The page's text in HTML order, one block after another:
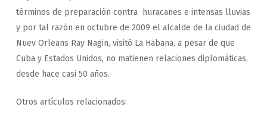
términos de preparación contra huracanes e intensas lluvias
y por tal razón en octubre de 2009 el alcalde de la ciudad de
Nuev Orleans Ray Nagin, visitó La Habana, a pesar de que
Cuba y Estados Unidos, no matienen relaciones diplomáticas,
desde hace casi 50 años.
Otros artículos relacionados: